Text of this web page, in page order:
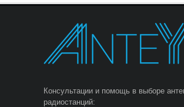
Консультации и помощь в выборе
радиостанций: